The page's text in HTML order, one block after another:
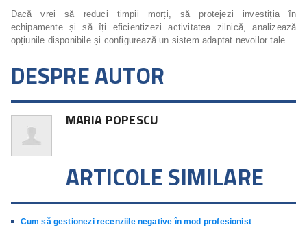
Dacă vrei să reduci timpii morți, să protejezi investiția în
echipamente și să îți eficientizezi activitatea zilnică, analizează
opțiunile disponibile și configurează un sistem adaptat nevoilor tale.
DESPRE AUTOR
MARIA POPESCU
ARTICOLE SIMILARE
Cum să gestionezi recenziile negative în mod profesionist